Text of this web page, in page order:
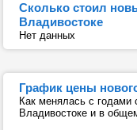
Сколько стоил
Владивостоке
Нет данных
График цены
Как менялась с годами
Владивостоке и в